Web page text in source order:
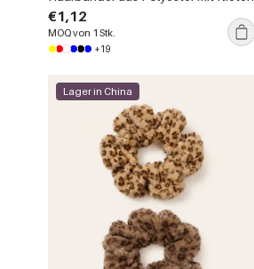
€1,12
MOQ von 1 Stk.
+19
Lager in China